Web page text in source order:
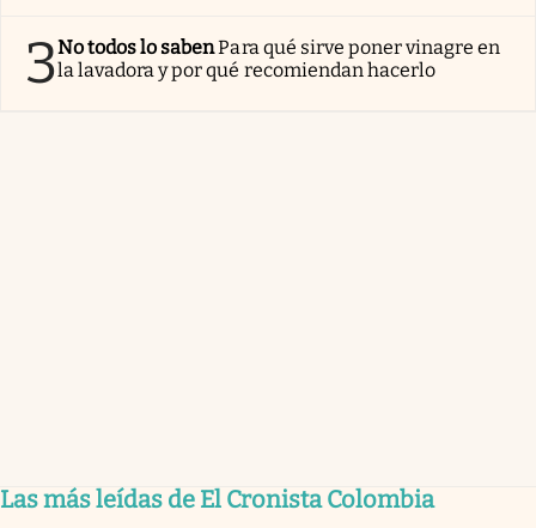
3No todos lo sabenPara qué sirve poner vinagre en
la lavadora y por qué recomiendan hacerlo
Las más leídas de El Cronista Colombia